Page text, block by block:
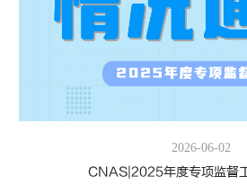
2026-06-02
CNAS|2025年度专项监督